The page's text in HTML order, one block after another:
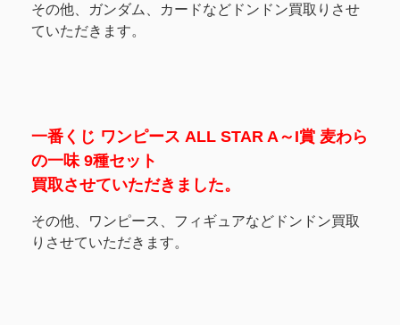
その他、ガンダム、カードなどドンドン買取りさせ
ていただきます。
一番くじ ワンピース ALL STAR A～I賞 麦わら
の一味 9種セット
買取させていただきました。
その他、ワンピース、フィギュアなどドンドン買取
りさせていただきます。